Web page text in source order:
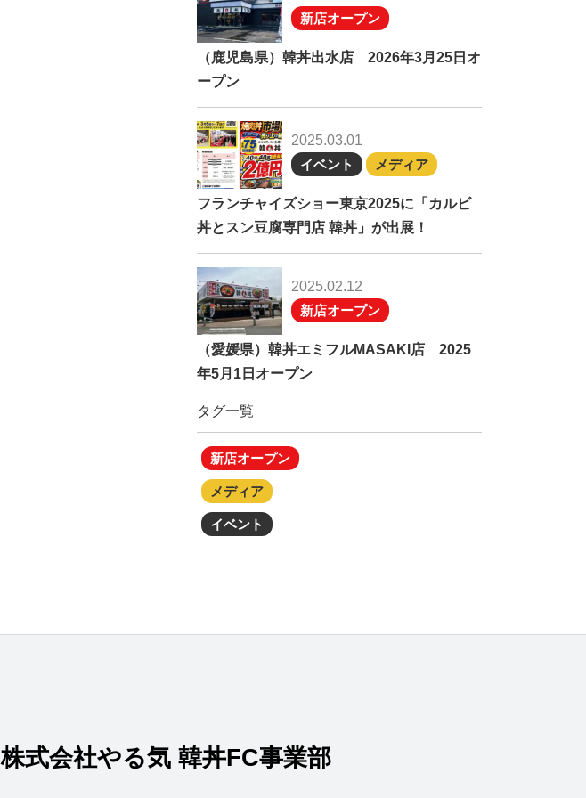
新店オープン
（鹿児島県）韓丼出水店 2026年3月25日オ
ープン
2025.03.01
イベント
メディア
フランチャイズショー東京2025に「カルビ
丼とスン豆腐専門店 韓丼」が出展！
2025.02.12
新店オープン
（愛媛県）韓丼エミフルMASAKI店 2025
年5月1日オープン
タグ一覧
新店オープン
メディア
イベント
株式会社やる気 韓丼FC事業部